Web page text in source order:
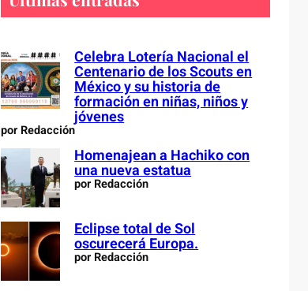
h
Celebra Lotería Nacional el
Centenario de los Scouts en
México y su historia de
formación en niñas, niños y
jóvenes
por Redacción
Homenajean a Hachiko con
una nueva estatua
por Redacción
Eclipse total de Sol
oscurecerá Europa.
por Redacción